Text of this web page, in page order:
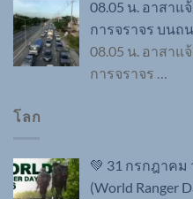
08.05 น. อาสาแ
การจราจร บนถ
08.05 น. อาสาแ
การจราจร …
โลก
💚 31 กรกฎาค
(World Ranger